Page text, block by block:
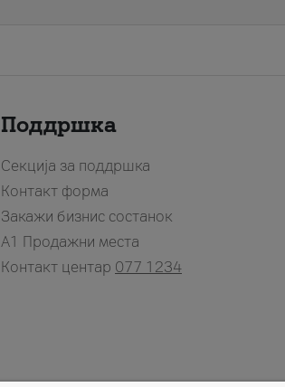
Поддршка
Секција за поддршка
Контакт форма
Закажи бизнис состанок
A1 Продажни места
Контакт центар 077 1234